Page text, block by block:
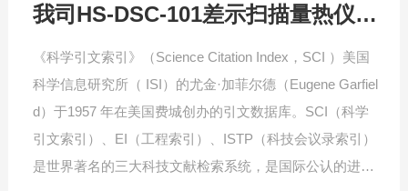
我司HS-DSC-101差示扫描量热仪两次出现在SCI论文
《科学引文索引》（Science Citation Index，SCI ）美国
科学信息研究所（ ISI）的尤金·加菲尔德（Eugene Garfiel
d）于1957 年在美国费城创办的引文数据库。SCI（科学
引文索引）、EI（工程索引）、ISTP（科技会议录索引）
是世界著名的三大科技文献检索系统，是国际公认的进行